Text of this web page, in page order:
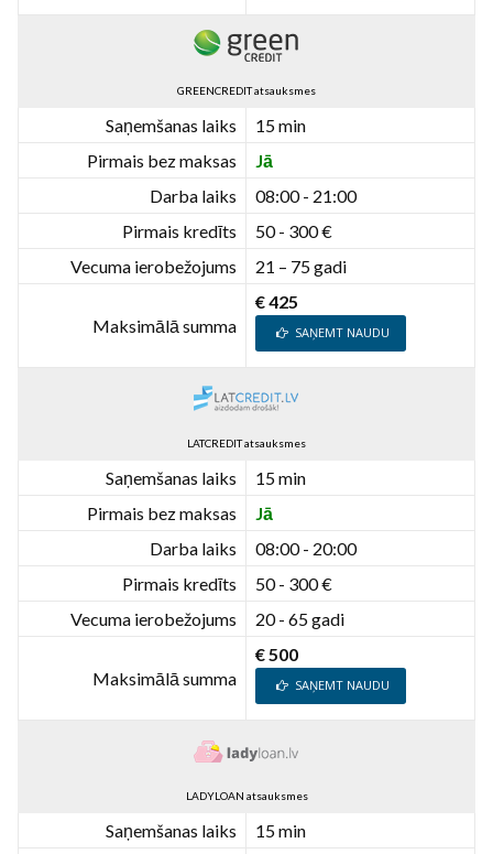
GREENCREDIT atsauksmes
Saņemšanas laiks
15 min
Pirmais bez maksas
Jā
Darba laiks
08:00 - 21:00
Pirmais kredīts
50 - 300 €
Vecuma ierobežojums
21 – 75 gadi
Maksimālā summa
€ 425
SAŅEMT NAUDU
LATCREDIT atsauksmes
Saņemšanas laiks
15 min
Pirmais bez maksas
Jā
Darba laiks
08:00 - 20:00
Pirmais kredīts
50 - 300 €
Vecuma ierobežojums
20 - 65 gadi
Maksimālā summa
€ 500
SAŅEMT NAUDU
LADYLOAN atsauksmes
Saņemšanas laiks
15 min